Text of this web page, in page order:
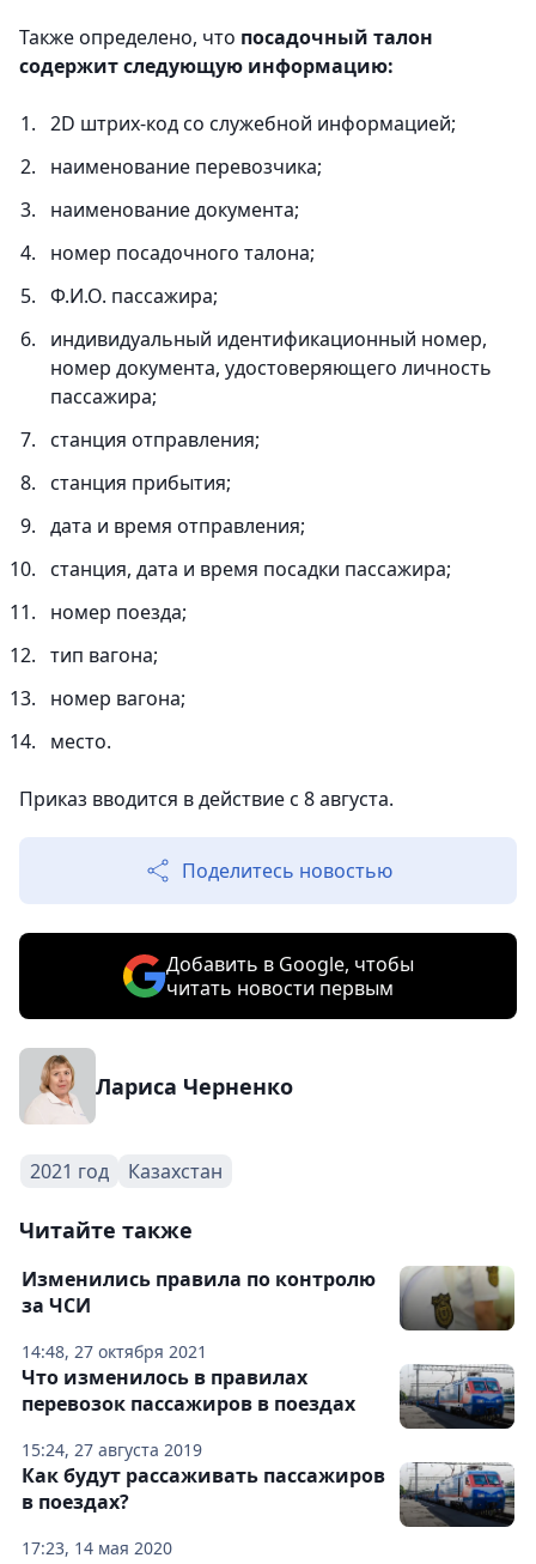
Также определено, что посадочный талон
содержит следующую информацию:
2D штрих-код со служебной информацией;
наименование перевозчика;
наименование документа;
номер посадочного талона;
Ф.И.О. пассажира;
индивидуальный идентификационный номер,
номер документа, удостоверяющего личность
пассажира;
станция отправления;
станция прибытия;
дата и время отправления;
станция, дата и время посадки пассажира;
номер поезда;
тип вагона;
номер вагона;
место.
Приказ вводится в действие с 8 августа.
Поделитесь новостью
Добавить в Google, чтобы
читать новости первым
Лариса Черненко
2021 год Казахстан
Читайте также
14:48, 27 октября 2021
Изменились правила по контролю
за ЧСИ
15:24, 27 августа 2019
Что изменилось в правилах
перевозок пассажиров в поездах
17:23, 14 мая 2020
Как будут рассаживать пассажиров
в поездах?